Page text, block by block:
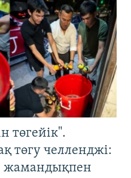
төгейік".
төгу челленджі: